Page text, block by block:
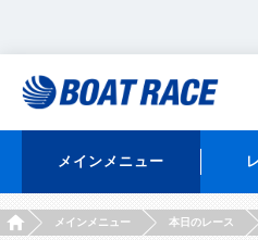
メインメニュー
HOMEメインメニュー 本日のレース